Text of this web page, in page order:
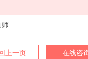
师
上一页 在线咨